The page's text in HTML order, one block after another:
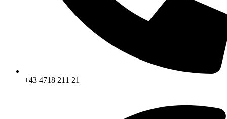
+43 4718 211 21